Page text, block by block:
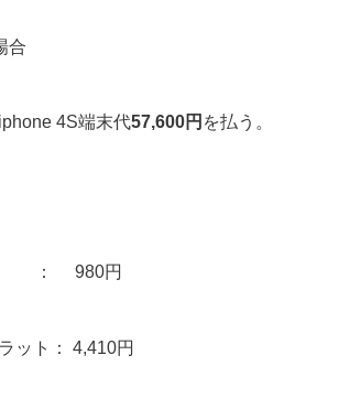
合
4S端末代57,600円 を払う。
(i) ： 980円
ット： 4,410円